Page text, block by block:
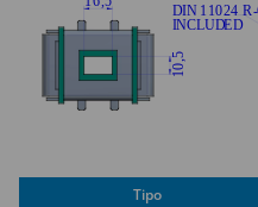
Tipo